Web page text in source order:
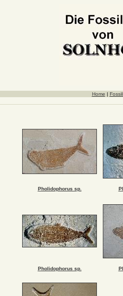
Home |
Pholidophorus sp.
Pholidophorus sp.